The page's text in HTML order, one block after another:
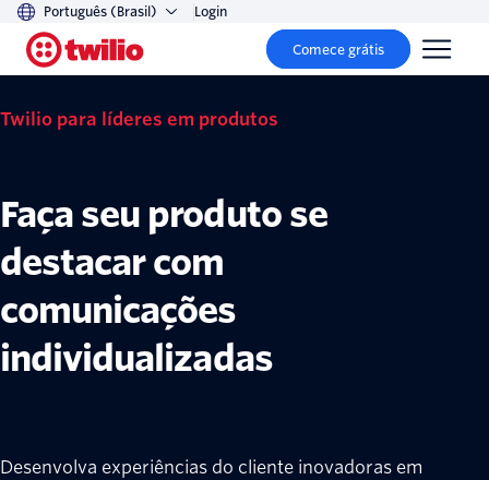
Português (Brasil) Login
Comece grátis
Twilio para líderes em produtos
Faça seu produto se
destacar com
comunicações
individualizadas
Desenvolva experiências do cliente inovadoras em